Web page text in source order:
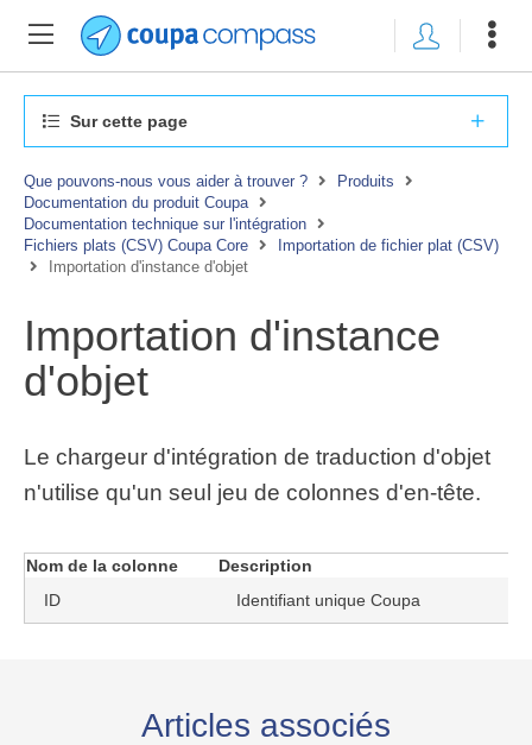
Sur cette page
Que pouvons-nous vous aider à trouver ?
Produits
Documentation du produit Coupa
Documentation technique sur l'intégration
Fichiers plats (CSV) Coupa Core
Importation de fichier plat (CSV)
Importation d'instance d'objet
Importation d'instance
d'objet
Le chargeur d'intégration de traduction d'objet
n'utilise qu'un seul jeu de colonnes d'en-tête.
Nom de la colonne
Description
ID
Identifiant unique Coupa
Articles associés